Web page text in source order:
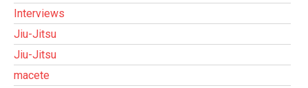
Interviews
Jiu-Jitsu
Jiu-Jitsu
macete